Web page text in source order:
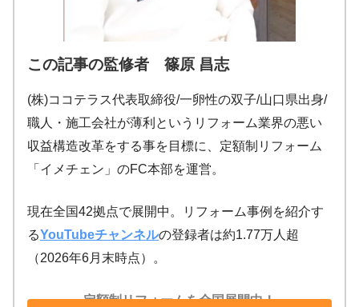
この記事の監修者 篠原 昌志
(株)ココテラス代表取締役/一卵性の双子/山口県出身/
職人・施工会社が薄利というリフォーム業界の悪い
収益構造改革をする事を目標に、定額制リフォーム
「イメチェン」のFC本部を運営。
現在全国42拠点で展開中。リフォーム事例を紹介す
るYouTubeチャンネルの登録者は約1.77万人超
（2026年6月末時点）。
定額制リフォームを全国展開中！